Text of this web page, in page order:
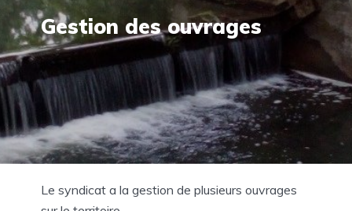
Gestion des ouvrages
Le syndicat a la gestion de plusieurs ouvrages